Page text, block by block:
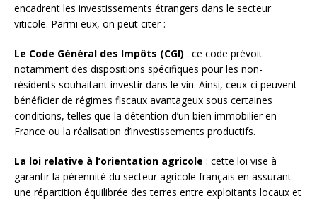
encadrent les investissements étrangers dans le secteur
viticole. Parmi eux, on peut citer :
Le Code Général des Impôts (CGI) : ce code prévoit
notamment des dispositions spécifiques pour les non-
résidents souhaitant investir dans le vin. Ainsi, ceux-ci peuvent
bénéficier de régimes fiscaux avantageux sous certaines
conditions, telles que la détention d’un bien immobilier en
France ou la réalisation d’investissements productifs.
La loi relative à l’orientation agricole : cette loi vise à
garantir la pérennité du secteur agricole français en assurant
une répartition équilibrée des terres entre exploitants locaux et